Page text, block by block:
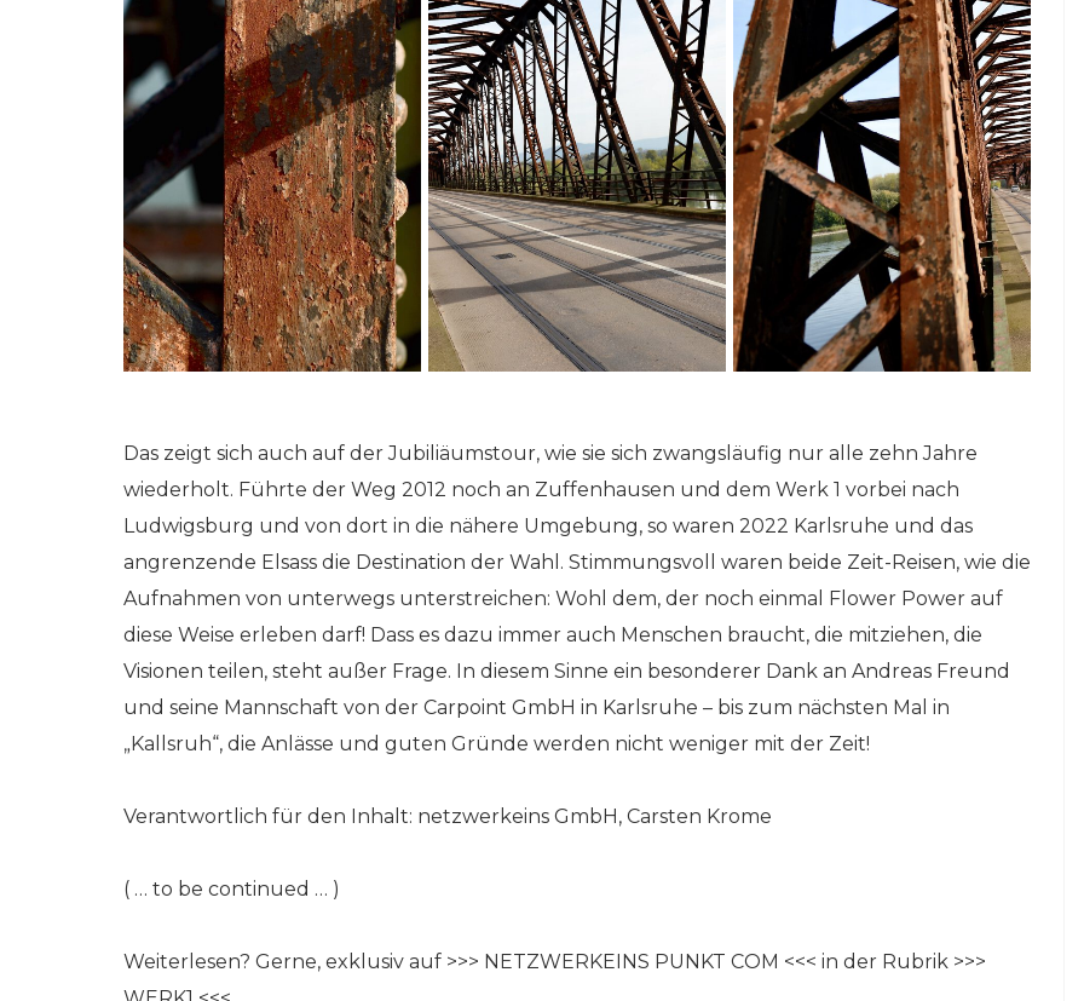
Das zeigt sich auch auf der Jubiliäumstour, wie sie sich zwangsläufig nur alle zehn Jahre
wiederholt. Führte der Weg 2012 noch an Zuffenhausen und dem Werk 1 vorbei nach
Ludwigsburg und von dort in die nähere Umgebung, so waren 2022 Karlsruhe und das
angrenzende Elsass die Destination der Wahl. Stimmungsvoll waren beide Zeit-Reisen, wie die
Aufnahmen von unterwegs unterstreichen: Wohl dem, der noch einmal Flower Power auf
diese Weise erleben darf! Dass es dazu immer auch Menschen braucht, die mitziehen, die
Visionen teilen, steht außer Frage. In diesem Sinne ein besonderer Dank an Andreas Freund
und seine Mannschaft von der Carpoint GmbH in Karlsruhe – bis zum nächsten Mal in
„Kallsruh“, die Anlässe und guten Gründe werden nicht weniger mit der Zeit!
Verantwortlich für den Inhalt: netzwerkeins GmbH, Carsten Krome
( … to be continued … )
Weiterlesen? Gerne, exklusiv auf >>> NETZWERKEINS PUNKT COM <<< in der Rubrik >>>